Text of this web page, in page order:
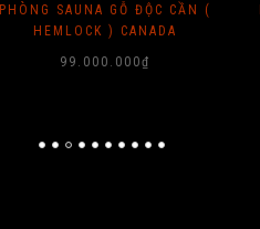
PHÒNG SAUNA GỖ ĐỘC CẦN (
HEMLOCK ) CANADA
99.000.000₫